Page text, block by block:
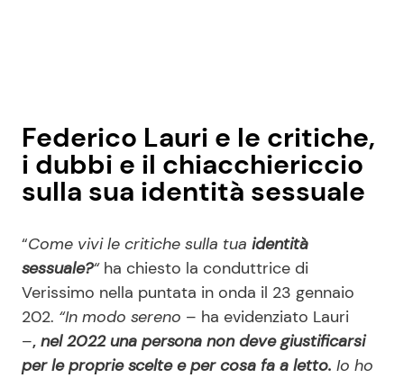
Federico Lauri e le critiche,
i dubbi e il chiacchiericcio
sulla sua identità sessuale
“Come vivi le critiche sulla tua identità
sessuale?“ ha chiesto la conduttrice di
Verissimo nella puntata in onda il 23 gennaio
202. “In modo sereno – ha evidenziato Lauri
–, nel 2022 una persona non deve giustificarsi
per le proprie scelte e per cosa fa a letto. Io ho